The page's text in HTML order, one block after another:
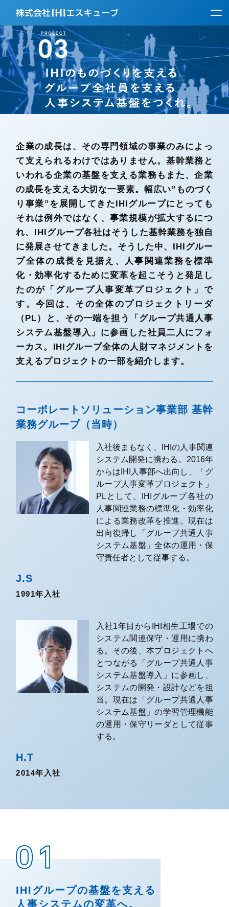
企業の成長は、その専門領域の事業のみによっ
て支えられるわけではありません。基幹業務と
いわれる企業の基盤を支える業務もまた、企業
の成長を支える大切な一要素。幅広い”ものづく
り事業”を展開してきたIHIグループにとっても
それは例外ではなく、事業規模が拡大するにつ
れ、IHIグループ各社はそうした基幹業務を独自
に発展させてきました。そうした中、IHIグルー
プ全体の成長を見据え、人事関連業務を標準
化・効率化するために変革を起こそうと発足し
たのが「グループ人事変革プロジェクト」で
す。今回は、その全体のプロジェクトリーダ
（PL）と、その一端を担う「グループ共通人事
システム基盤導入」に参画した社員二人にフォ
ーカス。IHIグループ全体の人財マネジメントを
支えるプロジェクトの一部を紹介します。
コーポレートソリューション事業部 基幹
業務グループ（当時）
入社後まもなく、IHIの人事関連
システム開発に携わる。2016年
からはIHI人事部へ出向し、「グ
ループ人事変革プロジェクト」
PLとして、IHIグループ各社の
人事関連業務の標準化・効率化
による業務改革を推進。現在は
出向復帰し「グループ共通人事
システム基盤」全体の運用・保
守責任者として従事する。
J.S
1991年入社
入社1年目からIHI相生工場での
システム関連保守・運用に携わ
る。その後、本プロジェクトへ
とつながる「グループ共通人事
システム基盤導入」に参画し、
システムの開発・設計などを担
当。現在は「グループ共通人事
システム基盤」の学習管理機能
の運用・保守リーダとして従事
する。
H.T
2014年入社
IHIグループの基盤を支える
人事システムの変革へ。